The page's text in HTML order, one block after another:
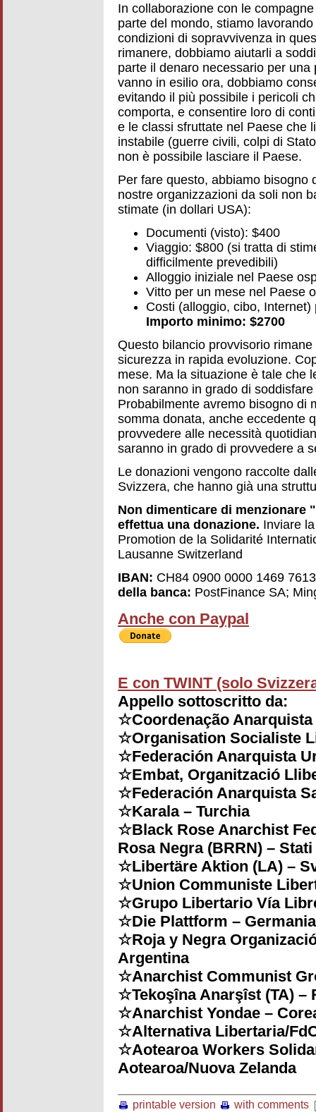
In collaborazione con le
parte del mondo, stiamo
condizioni di sopravvivenza in
rimanere, dobbiamo aiutarli a
parte il denaro necessario per
vanno in esilio ora, dobbiamo
evitando il più possibile i pericoli
comporta, e consentire loro di
e le classi sfruttate nel Paese che
instabile (guerre civili, colpi di
non è possibile lasciare il Paese.
Per fare questo, abbiamo bisogno
nostre organizzazioni da soli non
stimate (in dollari USA):
Documenti (visto): $400
Viaggio: $800 (si tratta di
difficilmente prevedibili)
Alloggio iniziale nel Paese
Vitto per un mese nel Paese
Costi (alloggio, cibo,
Importo minimo: $2700
Questo bilancio provvisorio
sicurezza in rapida evoluzione.
mese. Ma la situazione è tale che
non saranno in grado di
Probabilmente avremo bisogno di
somma donata, anche eccedente
provvedere alle necessità
saranno in grado di provvedere a
Le donazioni vengono raccolte
Svizzera, che hanno già una
Non dimenticare di menzionare
effettua una donazione. Inviare
Promotion de la Solidarité
Lausanne Switzerland
IBAN: CH84 0900 0000 1469
della banca: PostFinance SA;
Anche con Paypal
E con TWINT (solo
Appello sottoscritto da:
☆Coordenação
☆Organisation Socialiste
☆Federación Anarquista
☆Embat, Organització
☆Federación Anarquista
☆Karala – Turchia
☆Black Rose Anarchist
Rosa Negra (BRRN) –
☆Libertäre Aktion (LA) –
☆Union Communiste
☆Grupo Libertario Vía
☆Die Plattform – Germania
☆Roja y Negra
Argentina
☆Anarchist Communist
☆Tekoşîna Anarşîst (TA) –
☆Anarchist Yondae –
☆Alternativa Libertaria/
☆Aotearoa Workers
Aotearoa/Nuova Zelanda
printable version with comments